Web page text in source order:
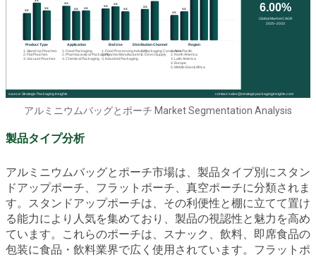
アルミニウムバッグとポーチ Market Segmentation Analysis
製品タイプ分析
アルミニウムバッグとポーチ市場は、製品タイプ別にスタン
ドアップポーチ、フラットポーチ、真空ポーチに分類されま
す。スタンドアップポーチは、その利便性と棚に立てて置け
る能力により人気を集めており、製品の視認性と魅力を高め
ています。これらのポーチは、スナック、飲料、即席食品の
包装に食品・飲料業界で広く使用されています。フラットポ